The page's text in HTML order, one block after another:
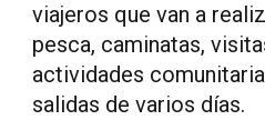
viajeros que van a
pesca, caminatas,
actividades
salidas de varios días.